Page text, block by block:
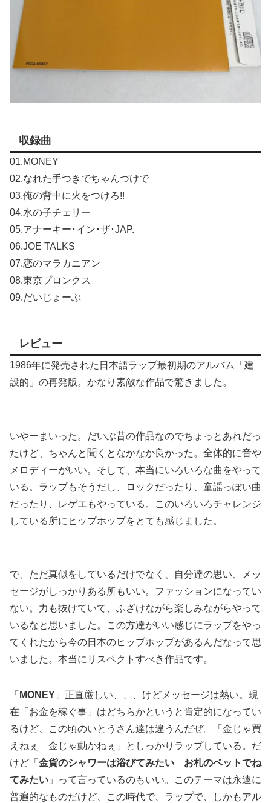
収録曲
01.MONEY
02.なれた手つきでちゃんづけで
03.俺の背中に火をつけろ!!
04.水の子チェリー
05.アナーキー･イン･ザ･JAP.
06.JOE TALKS
07.恋のマラカニアン
08.東京プロンクス
09.だいじょーぶ
レビュー
1986年に発売された日本語ラップ最初期のアルバム「建
設的」の再発版。かなり素敵な作品で驚きました。
いやーまいった。だいぶ昔の作品なのでちょっとあれだっ
たけど、ちゃんと聞くとなかなか良かった。全体的に音や
メロディーがいい。そして、本当にいろいろな曲をやって
いる。ラップもそうだし、ロックだったり、童謡っぽい曲
だったり、レゲエもやっている。このいろいろチャレンジ
している所にヒップホップをとても感じました。
で、ただ真似をしているだけでなく、自分達の思い、メッ
セージがしっかりある所もいい。ファッションになってい
ない。力も抜けていて、ふざけながら楽しみながらやって
いるなと思いました。この方達がいい感じにラップをやっ
てくれたから今の日本のヒップホップがあるんだなって思
いました。本当にリスペクトすべき作品です。
「 MONEY 」正直厳しい、、、けどメッセージは熱い。現
在「お金を稼ぐ事」はどちらかというと肯定的になってい
るけど、この頃のいとうさん達は違うんだぜ。「金じゃ買
えねぇ 金じゃ動かねぇ」としっかりラップしている。だ
けど「 金貨のシャワーは浴びてみたい お札のベットでね
てみたい 」って言っているのもいい。このテーマは永遠に
普遍的なものだけど、この時代で、ラップで、しかもアル